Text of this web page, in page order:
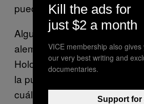
puede crear».
Algunos miembros de la
alemana, entre ellos los
Holocausto, se han opuesto
la publicación de
cuál sea la intención.
Kill the ads for
just $2 a month
VICE membership also gives
our very best writing and
documentaries.
Support for